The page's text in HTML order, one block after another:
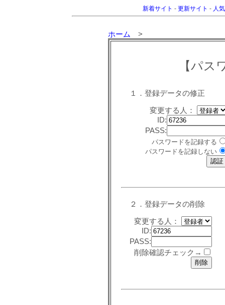
新着サイト - 更新サイト - 人
ホーム >
【パス
１．登録データの修正
変更する人：
ID:
PASS:
パスワードを記録する
パスワードを記録しない
２．登録データの削除
変更する人：
ID:
PASS:
削除確認チェック→